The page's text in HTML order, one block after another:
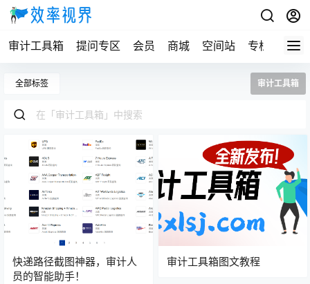
审计工具箱 提问专区 会员 商城 空间站 专栏
全部标签 审计工具箱
快递路径截图神器，审计人
员的智能助手！
审计工具箱图文教程